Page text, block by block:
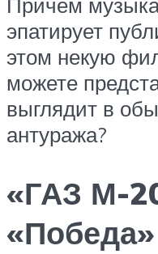
эпатирует
этом некую
можете
выглядит в
антуража?
«ГАЗ М-
«Победа»